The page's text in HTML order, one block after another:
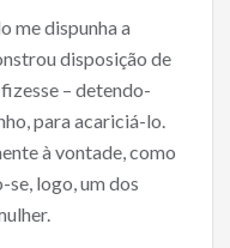
me dispunha a
disposição de
– detendo-
para acariciá-lo.
à vontade, como
se, logo, um dos